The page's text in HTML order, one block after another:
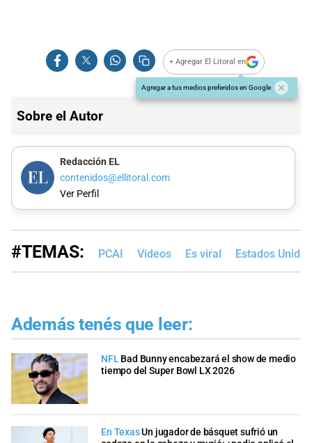
+ Agregar El Litoral en
Agregar a tus medios preferidos en Google
Sobre el Autor
Redacción EL
contenidos@ellitoral.com
Ver Perfil
#TEMAS: PCAI Videos Es viral Estados Unidos
Además tenés que leer:
NFL Bad Bunny encabezará el show de medio
tiempo del Super Bowl LX 2026
En TexasUn jugador de básquet sufrió un